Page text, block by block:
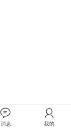
消息 我的